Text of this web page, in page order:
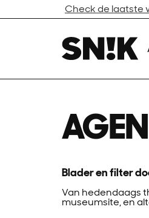
Check de laatste
Blader en filter
Van hedendaags
museumsite, en